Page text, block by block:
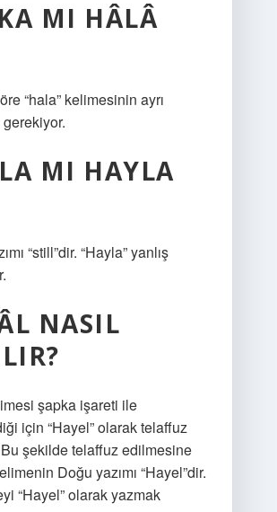
MI HÂLÂ
“hala” kelimesinin ayrı
gerekiyor.
MI HAYLA
“still”dir. “Hayla” yanlış
NASIL
şapka işareti ile
için “Hayel” olarak telaffuz
şekilde telaffuz edilmesine
Doğu yazımı “Hayel”dir.
“Hayel” olarak yazmak